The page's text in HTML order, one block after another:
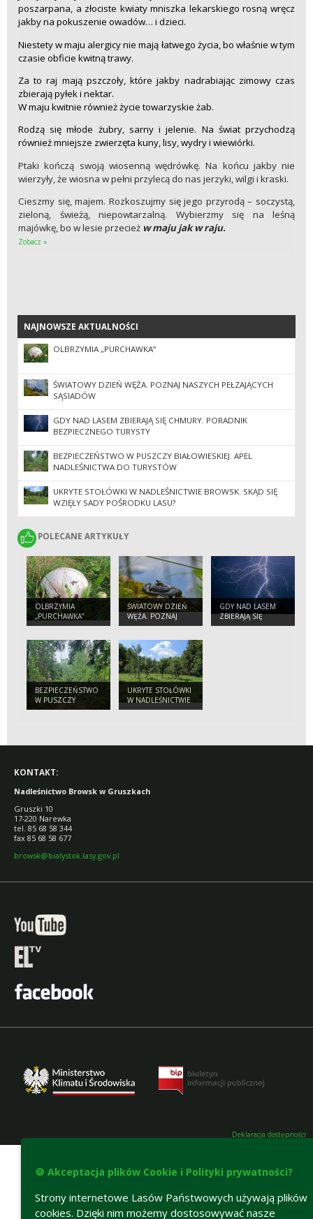
poszarpana, a złociste kwiaty mniszka lekarskiego rosną wręcz
jakby na pokuszenie owadów… i dzieci.
Niestety w maju alergicy nie mają łatwego życia, bo właśnie w tym
czasie obficie kwitną trawy.
Za to raj mają pszczoły, które jakby nadrabiając zimowy czas
zbierają pyłek i nektar.
W maju kwitnie również życie towarzyskie żab.
Rodzą się młode żubry, sarny i jelenie. Na świat przychodzą
również mniejsze zwierzęta kuny, lisy, wydry i wiewiórki.
Ptaki kończą swoją wiosenną wędrówkę. Na końcu jakby nie
wierzyły, że wiosna w pełni przylecą do nas jerzyki, wilgi i kraski.
Cieszmy się, majem. Rozkoszujmy się jego przyrodą – soczystą,
zieloną, świeżą, niepowtarzalną. Wybierzmy się na leśną
majówkę, bo w lesie przecież w maju jak w raju.
Zobacz »
NAJNOWSZE AKTUALNOŚCI
NAJNOWSZE AKTUALNOŚCI
OLBRZYMIA „PURCHAWKA”
ŚWIATOWY DZIEŃ WĘŻA. POZNAJ NASZYCH PEŁZAJĄCYCH
SĄSIADÓW
GDY NAD LASEM ZBIERAJĄ SIĘ CHMURY. PORADNIK
BEZPIECZNEGO TURYSTY
BEZPIECZEŃSTWO W PUSZCZY BIAŁOWIESKIEJ. APEL
NADLEŚNICTWA DO TURYSTÓW
UKRYTE STOŁÓWKI W NADLEŚNICTWIE BROWSK. SKĄD SIĘ
WZIĘŁY SADY POŚRODKU LASU?
POLECANE ARTYKUŁY
POLECANE ARTYKUŁY
OLBRZYMIA
„PURCHAWKA”
ŚWIATOWY DZIEŃ
WĘŻA. POZNAJ
NASZYCH
SĄSIADÓW
GDY NAD LASEM
ZBIERAJĄ SIĘ
CHMURY.
BEZPIECZEŃSTWO
W PUSZCZY
BIAŁOWIESKIEJ.
UKRYTE STOŁÓWKI
W NADLEŚNICTWIE
BROWSK. SKĄD SIĘ
KONTAKT:
Nadleśnictwo Browsk w Gruszkach
Gruszki 10
17-220 Narewka
tel. 85 68 58 344
fax 85 68 58 677
browsk@bialystok.lasy.gov.pl
Deklaracja dostępności
🍪 Akceptacja plików Cookie i Polityki prywatności?
Strony internetowe Lasów Państwowych używają plików
cookies. Dzięki nim możemy dostosowywać nasze